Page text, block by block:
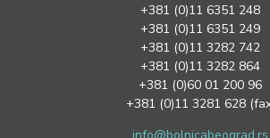
+381 (0)11 6351 248
+381 (0)11 6351 249
+381 (0)11 3282 742
+381 (0)11 3282 864
+381 (0)60 01 200 96
+381 (0)11 3281 628